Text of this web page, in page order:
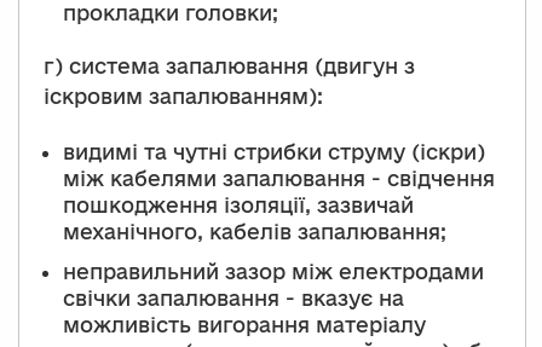
прокладки головки;
г) система запалювання (двигун з
іскровим запалюванням):
видимі та чутні стрибки струму (іскри)
між кабелями запалювання - свідчення
пошкодження ізоляції, зазвичай
механічного, кабелів запалювання;
неправильний зазор між електродами
свічки запалювання - вказує на
можливість вигорання матеріалу